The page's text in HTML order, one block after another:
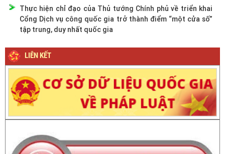
Thực hiện chỉ đạo của Thủ tướng Chính phủ về triển khai
Cổng Dịch vụ công quốc gia trở thành điểm “một cửa số”
tập trung, duy nhất quốc gia
LIÊN KẾT